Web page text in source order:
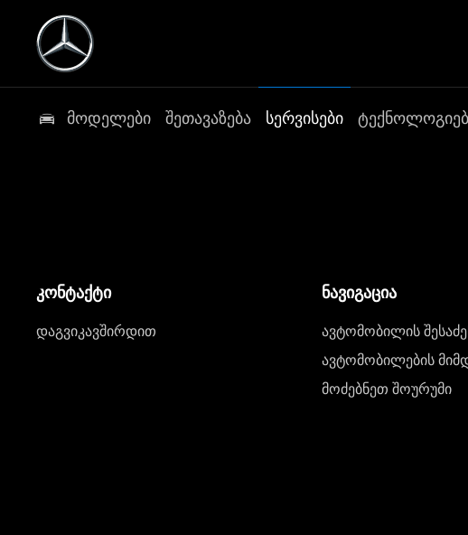
მოდელები შეთავაზება სერვისები
კონტაქტი
დაგვიკავშირდით
ნავიგაცია
ავტომობილის
ავტომობილების
მოძებნეთ შოურუმი